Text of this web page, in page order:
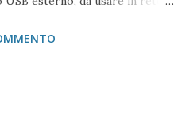
ZIP ) guida l'utente passo
nel roturer (per